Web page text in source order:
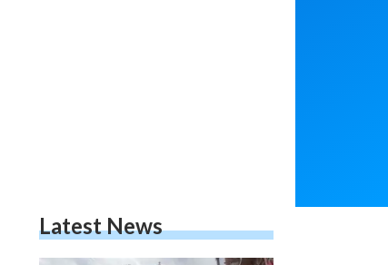
Latest News